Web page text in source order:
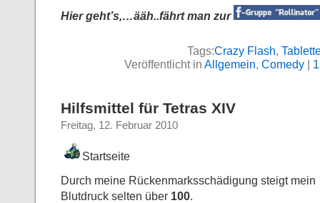
Hier geht’s,…ääh..fährt man zur
Tags:Crazy Flash,
Veröffentlicht in Allgemein, Comedy |
Hilfsmittel für Tetras XIV
Freitag, 12. Februar 2010
Startseite
Durch meine Rückenmarksschädigung steigt mein
Blutdruck selten über 100.